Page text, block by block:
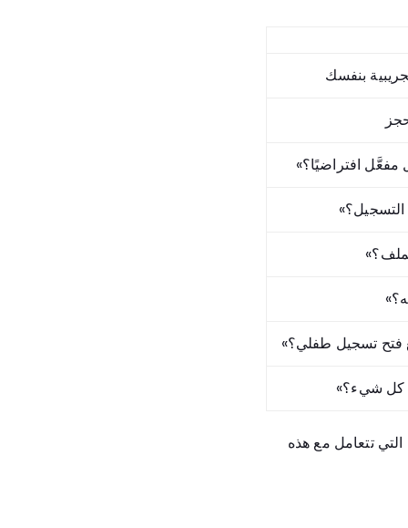
بنفسك
مفعَّل افتراضيًا؟»
فتح تسجيل طفلي؟»
شيء؟»
التي تتعامل مع هذه